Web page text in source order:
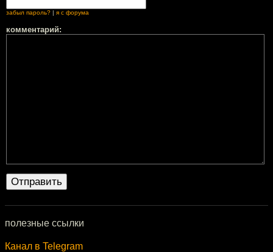
забыл пароль? | я с форума
комментарий:
полезные ссылки
Канал в Telegram